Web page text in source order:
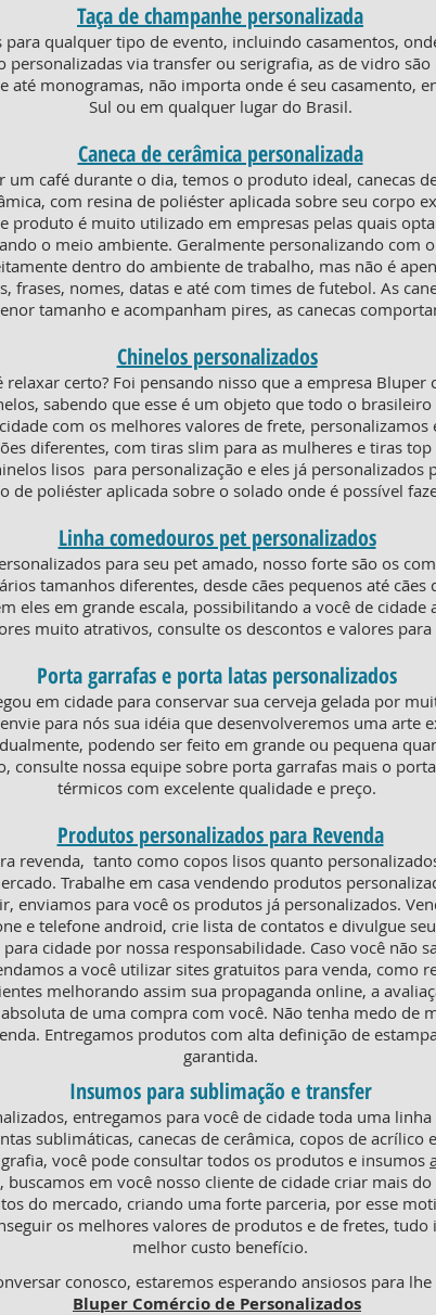
Taça de champanhe personalizada
qualquer tipo de evento, incluindo casamentos,
personalizadas via transfer ou serigrafia, as de vidro
até monogramas, não importa onde é seu casamento,
Sul ou em qualquer lugar do Brasil.
Caneca de cerâmica personalizada
um café durante o dia, temos o produto ideal, canecas
com resina de poliéster aplicada sobre seu corpo
produto é muito utilizado em empresas pelas quais
o meio ambiente. Geralmente personalizando com
dentro do ambiente de trabalho, mas não é
frases, nomes, datas e até com times de futebol. As
tamanho e acompanham pires, as canecas
Chinelos personalizados
certo? Foi pensando nisso que a empresa
sabendo que esse é um objeto que todo o
com os melhores valores de frete,
diferentes, com tiras slim para as mulheres e tiras
lisos para personalização e eles já
de poliéster aplicada sobre o solado onde é possível
Linha comedouros pet personalizados
para seu pet amado, nosso forte são os
tamanhos diferentes, desde cães pequenos até
eles em grande escala, possibilitando a você de
muito atrativos, consulte os descontos e valores
Porta garrafas e porta latas personalizados
em cidade para conservar sua cerveja gelada por
para nós sua idéia que desenvolveremos uma arte
podendo ser feito em grande ou pequena
consulte nossa equipe sobre porta garrafas mais o
térmicos com excelente qualidade e preço.
Produtos personalizados para Revenda
revenda, tanto como copos lisos quanto
Trabalhe em casa vendendo produtos
enviamos para você os produtos já personalizados.
e telefone android, crie lista de contatos e divulgue
cidade por nossa responsabilidade. Caso você não
a você utilizar sites gratuitos para venda, como
melhorando assim sua propaganda online, a
de uma compra com você. Não tenha medo de
Entregamos produtos com alta definição de
garantida.
Insumos para sublimação e transfer
entregamos para você de cidade toda uma
sublimáticas, canecas de cerâmica, copos de acrílico
você pode consultar todos os produtos e insumos
buscamos em você nosso cliente de cidade criar mais
do mercado, criando uma forte parceria, por esse
os melhores valores de produtos e de fretes,
melhor custo benefício.
conosco, estaremos esperando ansiosos para
Bluper Comércio de Personalizados